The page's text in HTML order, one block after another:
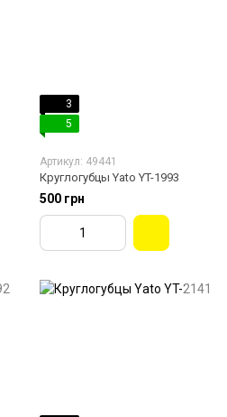
3
5
Артикул: 49441
Круглогубцы Yato YT-1993
500 грн